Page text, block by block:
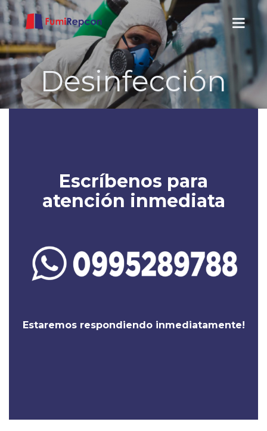
INICIO
CONTACTOS
Desinfección
Escríbenos para
atención inmediata
Estaremos respondiendo inmediatamente!